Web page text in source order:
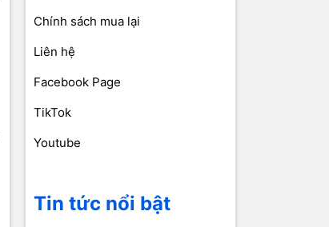
Chính sách mua lại
Liên hệ
Facebook Page
TikTok
Youtube
Tin tức nổi bật